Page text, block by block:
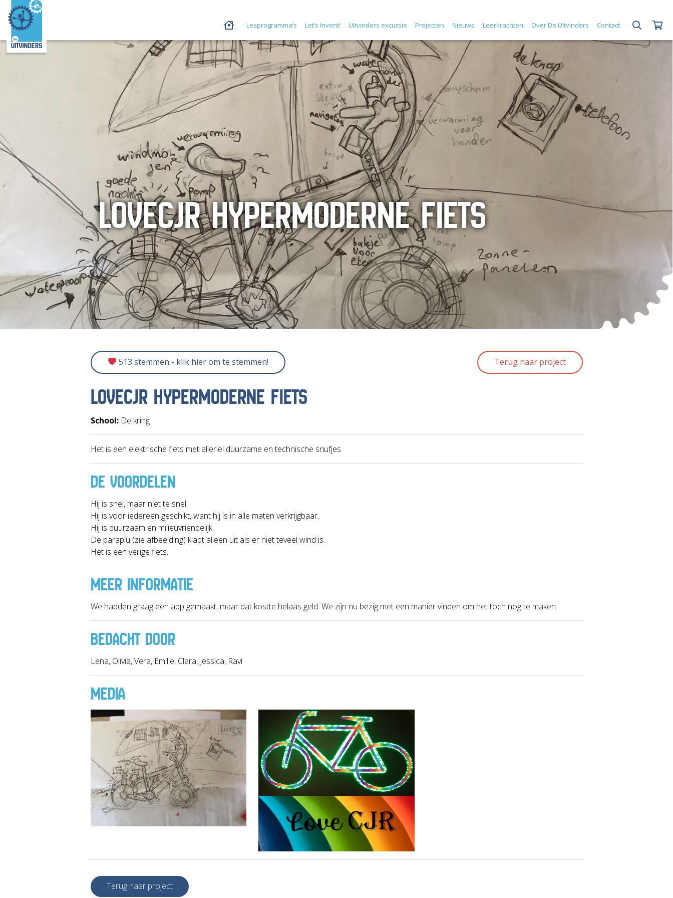
Lesprogramma’s Let’s Invent! Uitvinders excursie Projecten Nieuws Leerkrachten Over De Uitvinders Contact
LOVECJR HYPERMODERNE FIETS
513 stemmen - klik hier om te stemmen! Terug naar project
LOVECJR HYPERMODERNE FIETS
School:De kring
Het is een elektrische fiets met allerlei duurzame en technische snufjes
DE VOORDELEN
Hij is snel, maar niet te snel.
Hij is voor iedereen geschikt, want hij is in alle maten verkrijgbaar.
Hij is duurzaam en milieuvriendelijk.
De paraplu (zie afbeelding) klapt alleen uit als er niet teveel wind is.
Het is een veilige fiets.
MEER INFORMATIE
We hadden graag een app gemaakt, maar dat kostte helaas geld. We zijn nu bezig met een manier vinden om het toch nog te maken.
BEDACHT DOOR
Lena, Olivia, Vera, Emilie, Clara, Jessica, Ravi
MEDIA
Terug naar project